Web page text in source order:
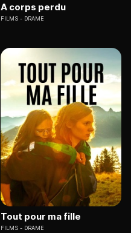
A corps perdu
FILMS DRAME
Tout pour ma fille
FILMS DRAME